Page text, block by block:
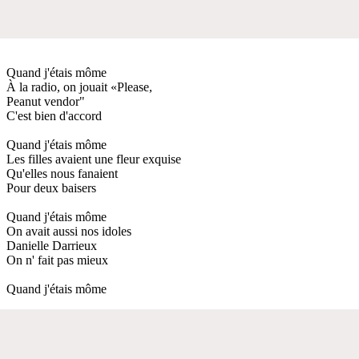
Quand j'étais môme
À la radio, on jouait «Please,
Peanut vendor"
C'est bien d'accord
Quand j'étais môme
Les filles avaient une fleur exquise
Qu'elles nous fanaient
Pour deux baisers
Quand j'étais môme
On avait aussi nos idoles
Danielle Darrieux
On n' fait pas mieux
Quand j'étais môme